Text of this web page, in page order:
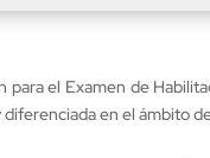
para el Examen de
en el ámbito